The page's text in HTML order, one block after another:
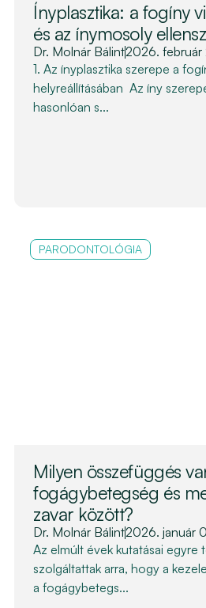
Ínyplasztika: a fogíny
és az ínymosoly
Dr. Molnár Bálint2026. február
1. Az ínyplasztika szerepe a
helyreállításában Az íny
hasonlóan s...
PARODONTOLÓGIA
Milyen összefüggés
fogágybetegség és
zavar között?
Dr. Molnár Bálint2026. január
Az elmúlt évek kutatásai
szolgáltattak arra, hogy a
a fogágybetegs...